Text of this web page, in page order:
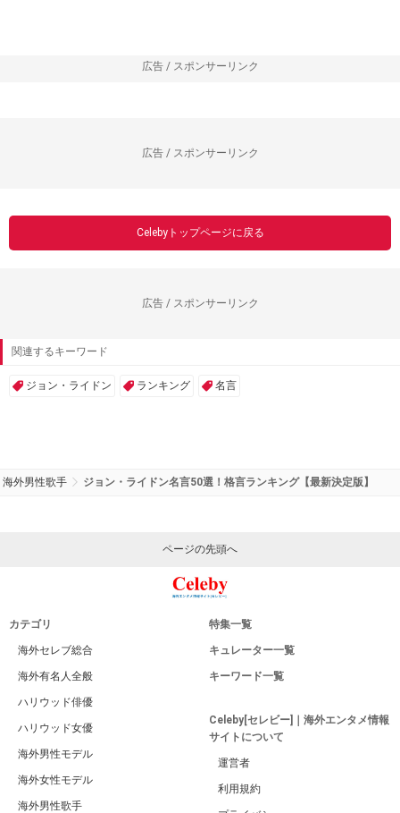
広告 / スポンサーリンク
広告 / スポンサーリンク
Celebyトップページに戻る
広告 / スポンサーリンク
関連するキーワード
ジョン・ライドン ランキング 名言
海外男性歌手 ジョン・ライドン名言50選！格言ランキング【最新決定版】
ページの先頭へ
カテゴリ
海外セレブ総合
海外有名人全般
ハリウッド俳優
ハリウッド女優
海外男性モデル
海外女性モデル
海外男性歌手
特集一覧
キュレーター一覧
キーワード一覧
Celeby[セレビー]｜海外エンタメ情報
サイトについて
運営者
利用規約